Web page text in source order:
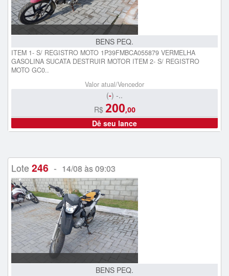
BENS PEQ.
ITEM 1- S/ REGISTRO MOTO 1P39FMBCA055879 VERMELHA
GASOLINA SUCATA DESTRUIR MOTOR ITEM 2- S/ REGISTRO
MOTO GC0..
Valor atual/Vencedor
(-) -..
R$ 200,00
Dê seu lance
Lote 246 - 14/08 às 09:03
BENS PEQ.